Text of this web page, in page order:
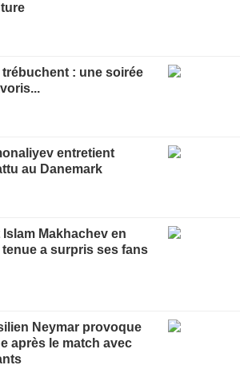
trébuchent : une soirée
entretient
au Danemark
Makhachev en
a surpris ses fans
Neymar provoque
après le match avec